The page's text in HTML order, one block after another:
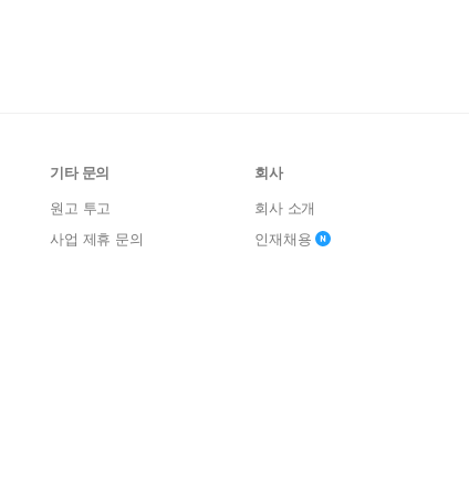
기타 문의
원고 투고
사업 제휴 문의
회사
회사 소개
인재채용